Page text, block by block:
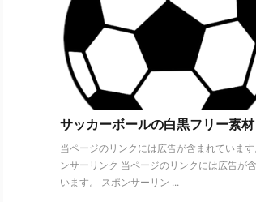
サッカーボールの白黒フリー素材
当ページのリンクには広告が含まれています
ンサーリンク 当ページのリンクには広告が
います。 スポンサーリン ...